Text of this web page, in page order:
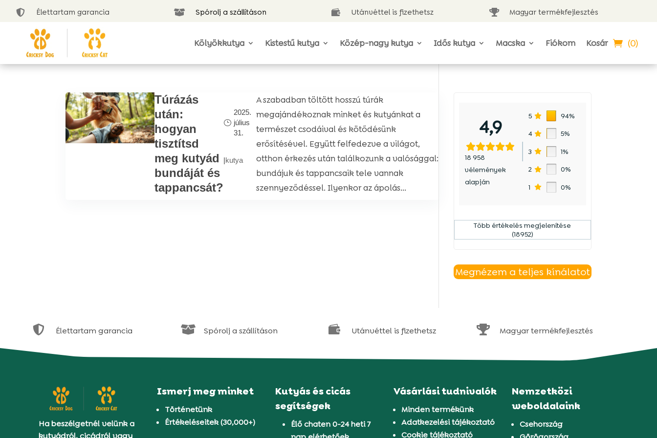
 Élettartam garancia  Spórolj a szállításon  Utánvéttel is fizethetsz  Magyar termékfejlesztés
Kölyökkutya Kistestű kutya Közép-nagy kutya Idős kutya Macska Fiókom Kosár (0)
Túrázás
után:
hogyan
tisztítsd
meg kutyád
bundáját és
tappancsát?
2025.
július
31.
|kutya
A szabadban töltött hosszú túrák
megajándékoznak minket és kutyánkat a
természet csodáival és kötődésünk
erősítésével. Együtt felfedezve a világot,
otthon érkezés után találkozunk a valósággal:
bundájuk és tappancsaik tele vannak
szennyeződéssel. Ilyenkor az ápolás...
4,9
18 958
vélemények
alapján
5 94%
4 5%
3 1%
2 0%
1 0%
Több értékelés megjelenítése
(18952)
Megnézem a teljes kínálatot
 Élettartam garancia  Spórolj a szállításon  Utánvéttel is fizethetsz  Magyar termékfejlesztés
Ha beszélgetnél velünk a
kutyádról, cicádról vagy
Ismerj meg minket
Történetünk
Értékeléseitek (30,000+)
Kutyás és cicás
segítségek
Élő chaten 0-24 heti 7
Vásárlási tudnivalók
Minden termékünk
Adatkezelési tájékoztató
Cookie tájékoztató
Nemzetközi
weboldalaink
Csehország